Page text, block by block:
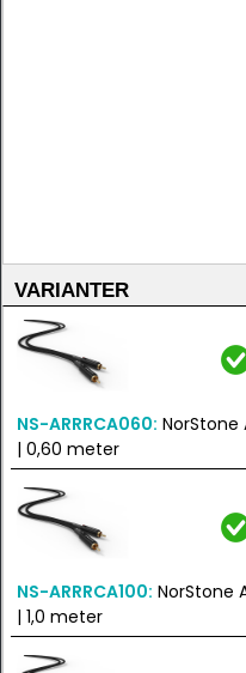
VARIANTER
NS-ARRRCA060: NorStone
| 0,60 meter
NS-ARRRCA100: NorStone
| 1,0 meter